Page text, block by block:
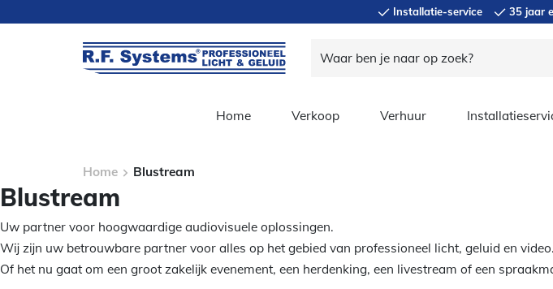
Installatie-service 35 jaar
Home Verkoop Verhuur
Home Blustream
Blustream
Uw partner voor hoogwaardige audiovisuele oplossingen.
Wij zijn uw betrouwbare partner voor alles op het gebied van professioneel licht, geluid en video.
Of het nu gaat om een groot zakelijk evenement, een herdenking, een livestream of een